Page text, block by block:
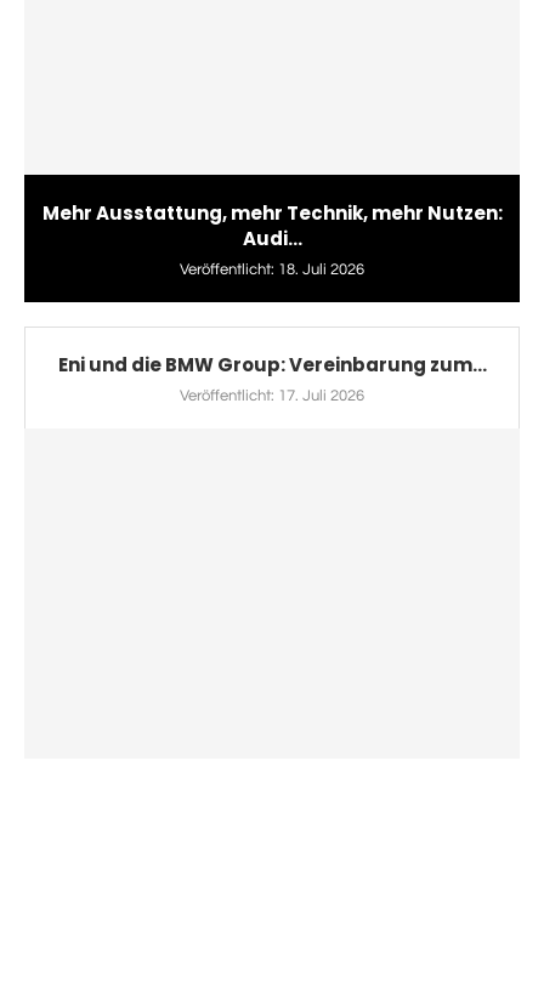
Mehr Ausstattung, mehr Technik, mehr Nutzen:
Audi...
Veröffentlicht: 18. Juli 2026
Eni und die BMW Group: Vereinbarung zum...
Veröffentlicht: 17. Juli 2026